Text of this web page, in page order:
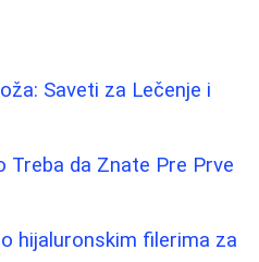
Saveti za Lečenje i
Treba da Znate Pre Prve
hijaluronskim filerima za